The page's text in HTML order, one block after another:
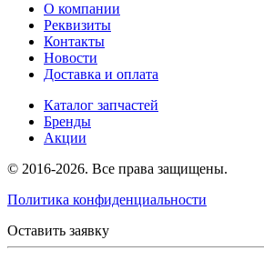
О компании
Реквизиты
Контакты
Новости
Доставка и оплата
Каталог запчастей
Бренды
Акции
© 2016-2026. Все права защищены.
Политика конфиденциальности
Оставить заявку